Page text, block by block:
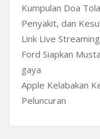
Kumpulan Doa
Penyakit, dan
Link Live
Ford Siapkan
gaya
Apple Kelabakan
Peluncuran